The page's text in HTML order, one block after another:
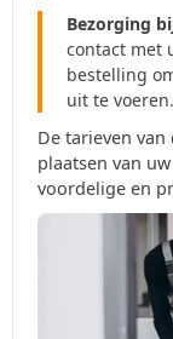
Bezorging
contact met
bestelling
uit te voeren.
De tarieven
plaatsen van
voordelige en